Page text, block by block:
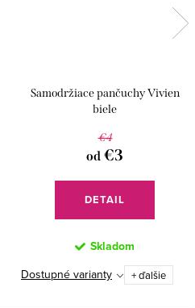
Samodržiace pančuchy Vivien
biele
€4
od €3
DETAIL
Skladom
Dostupné varianty + ďalšie